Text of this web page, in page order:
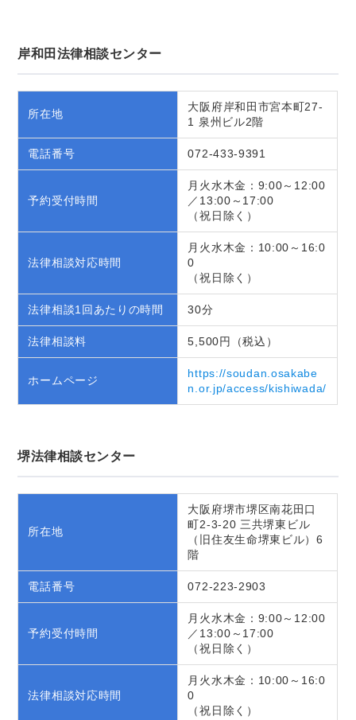
岸和田法律相談センター
所在地
大阪府岸和田市宮本町27-
1 泉州ビル2階
電話番号 072-433-9391
予約受付時間
月火水木金：9:00～12:00
／13:00～17:00
（祝日除く）
法律相談対応時間
月火水木金：10:00～16:0
0
（祝日除く）
法律相談1回あたりの時間 30分
法律相談料 5,500円（税込）
ホームページ
https://soudan.osakabe
n.or.jp/access/kishiwada/
堺法律相談センター
所在地
大阪府堺市堺区南花田口
町2-3-20 三共堺東ビル
（旧住友生命堺東ビル）6
階
電話番号 072-223-2903
予約受付時間
月火水木金：9:00～12:00
／13:00～17:00
（祝日除く）
法律相談対応時間
月火水木金：10:00～16:0
0
（祝日除く）